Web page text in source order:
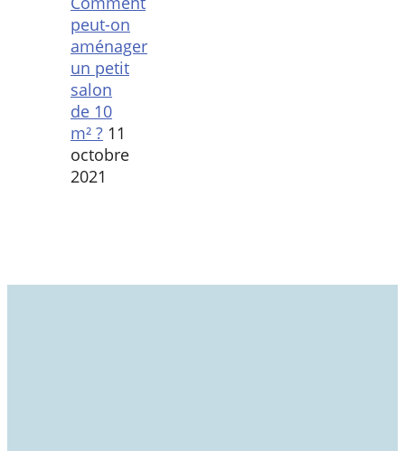
peut-on
aménager
un petit
salon
de 10
m² ? 11
octobre
2021